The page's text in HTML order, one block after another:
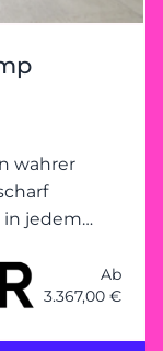
wahrer
in jedem
Design. Ab
3.367,00 €